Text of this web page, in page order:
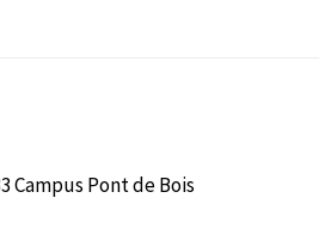
Campus Pont de Bois